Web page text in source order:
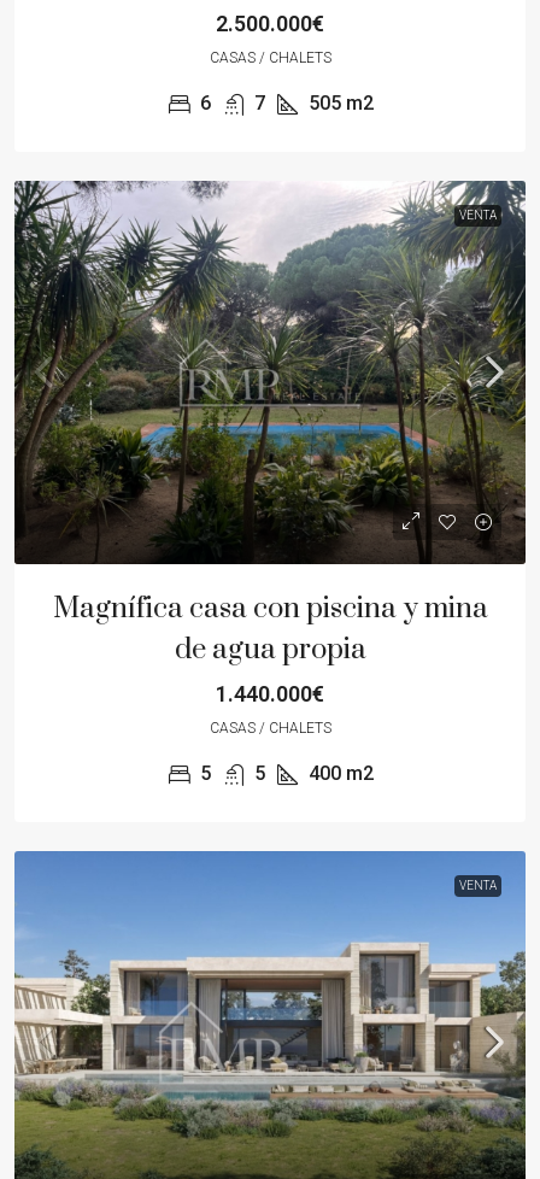
2.500.000€
CASAS / CHALETS
6 7 505 m2
VENTA
Magnífica casa con piscina y mina
de agua propia
1.440.000€
CASAS / CHALETS
5 5 400 m2
VENTA